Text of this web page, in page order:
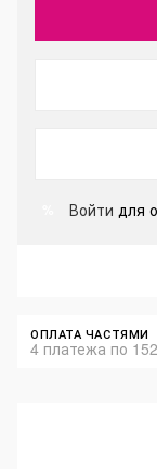
Войти для
ОПЛАТА ЧАСТЯМИ
4 платежа по